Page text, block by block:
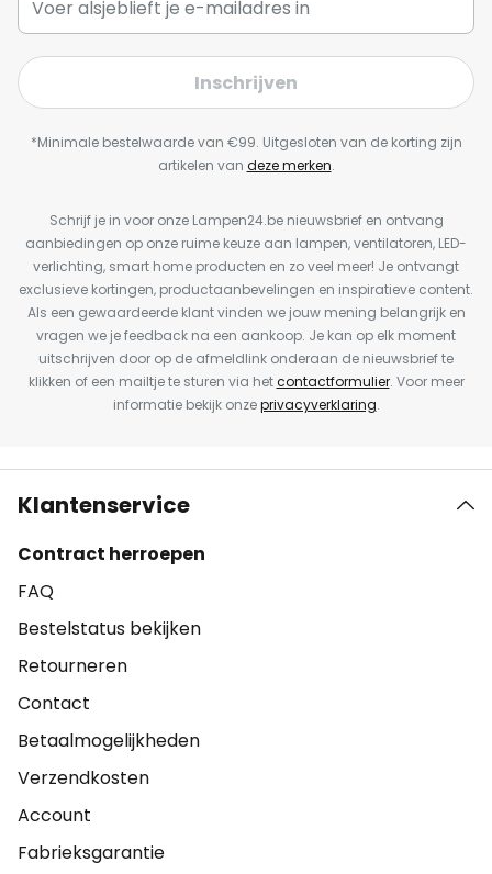
Inschrijven
*Minimale bestelwaarde van €99. Uitgesloten van de korting zijn
artikelen van deze merken.
Schrijf je in voor onze Lampen24.be nieuwsbrief en ontvang
aanbiedingen op onze ruime keuze aan lampen, ventilatoren, LED-
verlichting, smart home producten en zo veel meer! Je ontvangt
exclusieve kortingen, productaanbevelingen en inspiratieve content.
Als een gewaardeerde klant vinden we jouw mening belangrijk en
vragen we je feedback na een aankoop. Je kan op elk moment
uitschrijven door op de afmeldlink onderaan de nieuwsbrief te
klikken of een mailtje te sturen via hetcontactformulier. Voor meer
informatie bekijk onzeprivacyverklaring.
Klantenservice
Contract herroepen
FAQ
Bestelstatus bekijken
Retourneren
Contact
Betaalmogelijkheden
Verzendkosten
Account
Fabrieksgarantie